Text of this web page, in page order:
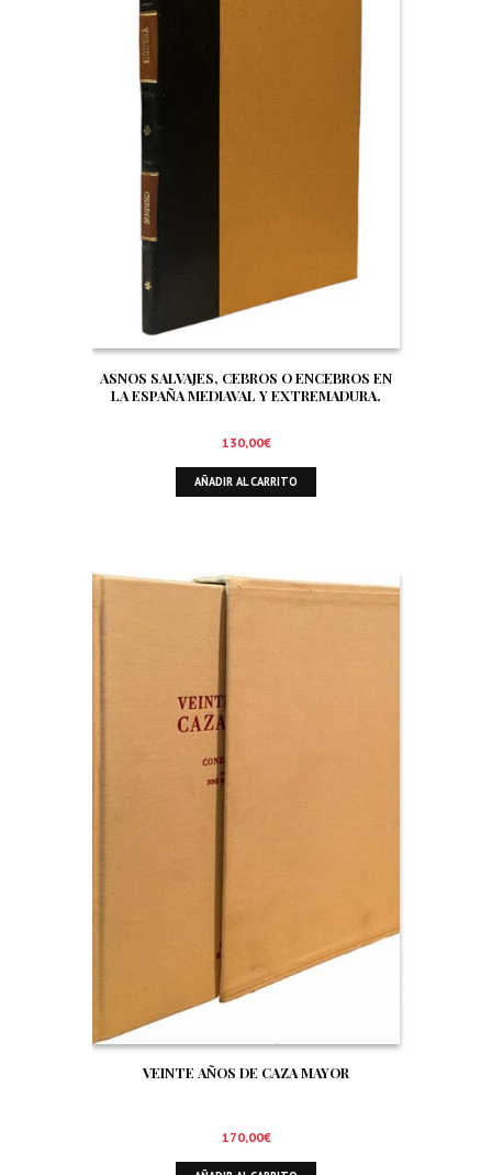
ASNOS SALVAJES, CEBROS O ENCEBROS EN
LA ESPAÑA MEDIAVAL Y EXTREMADURA.
130,00€
AÑADIR AL CARRITO
VEINTE AÑOS DE CAZA MAYOR
170,00€